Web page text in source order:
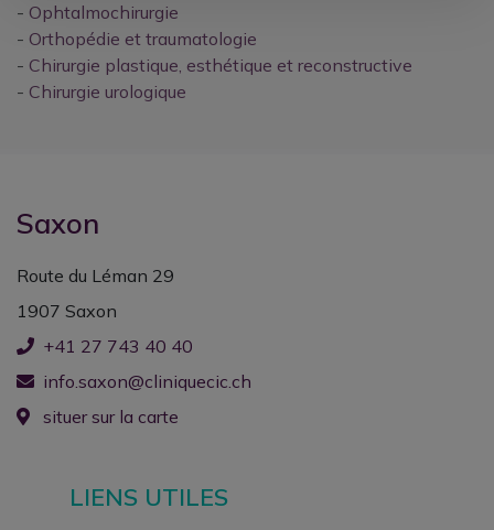
- Ophtalmochirurgie
- Orthopédie et traumatologie
- Chirurgie plastique, esthétique et reconstructive
- Chirurgie urologique
Saxon
Route du Léman 29
1907 Saxon
+41 27 743 40 40
info.saxon@cliniquecic.ch
situer sur la carte
LIENS UTILES